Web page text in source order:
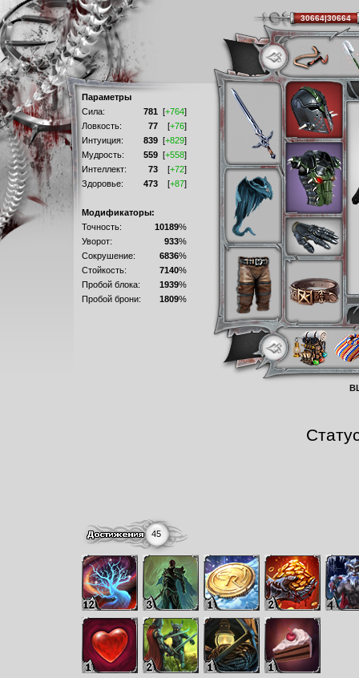
Параметры
Сила:
781 [+764]
Ловкость:
77 [+76]
Интуиция:
839 [+829]
Мудрость:
559 [+558]
Интеллект:
73 [+72]
Здоровье:
473 [+87]
Модификаторы:
Точность:
10189%
Уворот:
933%
Сокрушение:
6836%
Стойкость:
7140%
Пробой блока:
1939%
Пробой брони:
1809%
45
30664|30664